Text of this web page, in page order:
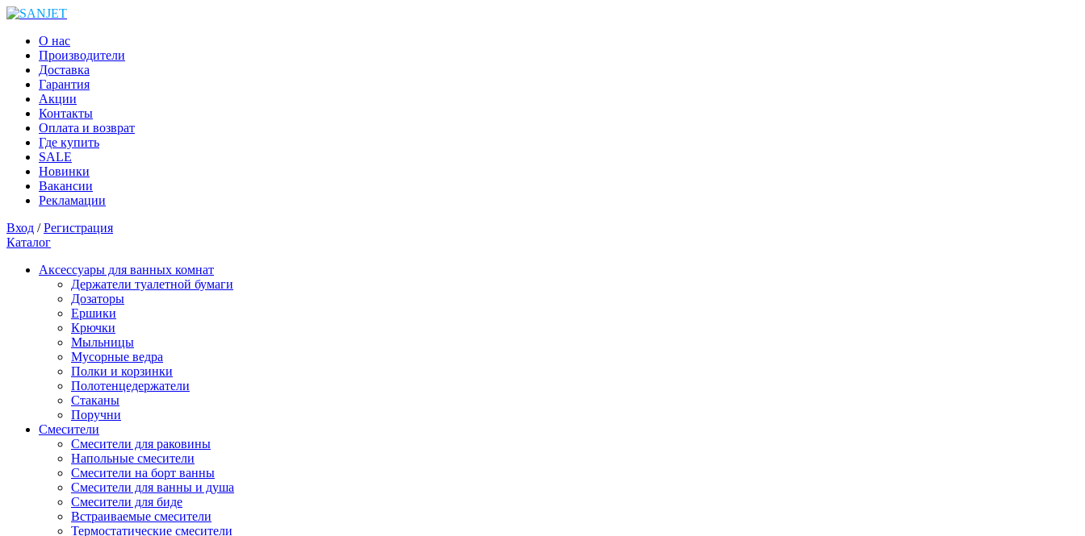
О нас
Производители
Доставка
Гарантия
Акции
Контакты
Оплата и возврат
Где купить
SALE
Новинки
Вакансии
Рекламации
Вход /Регистрация
Каталог
Аксессуары для ванных комнат
Держатели туалетной бумаги
Дозаторы
Ершики
Крючки
Мыльницы
Мусорные ведра
Полки и корзинки
Полотенцедержатели
Стаканы
Поручни
Смесители
Смесители для раковины
Напольные смесители
Смесители на борт ванны
Смесители для ванны и душа
Смесители для биде
Встраиваемые смесители
Термостатические смесители